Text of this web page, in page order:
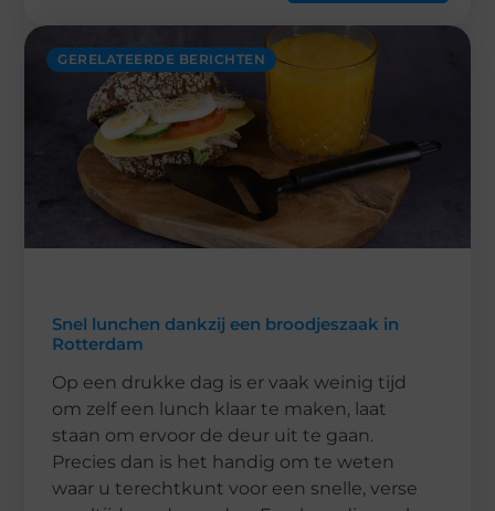
GERELATEERDE BERICHTEN
Snel lunchen dankzij een broodjeszaak in
Rotterdam
Op een drukke dag is er vaak weinig tijd
om zelf een lunch klaar te maken, laat
staan om ervoor de deur uit te gaan.
Precies dan is het handig om te weten
waar u terechtkunt voor een snelle, verse